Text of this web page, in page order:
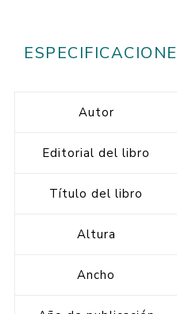
Autor
Editorial del libro
Título del libro
Altura
Ancho